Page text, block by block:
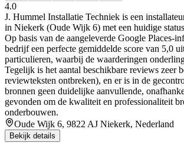
4.0
J. Hummel Installatie Techniek is een
in Niekerk (Oude Wijk 6) met een huidige
Op basis van de aangeleverde Google Places-
bedrijf een perfecte gemiddelde score van 5,0
particulieren, waarbij de waarderingen
Tegelijk is het aantal beschikbare reviews zeer
reviewteksten ontbreken), en er is in de
bronnen geen duidelijke aanvullende,
gevonden om de kwaliteit en professionaliteit
onderbouwen.
Oude Wijk 6, 9822 AJ Niekerk, Nederland
Bekijk details